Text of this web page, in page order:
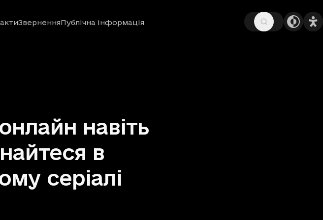
ЗверненняПублічна інформація
навіть
в
серіалі